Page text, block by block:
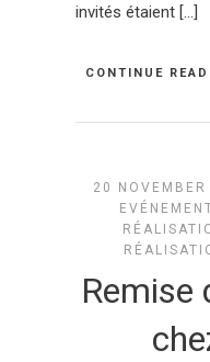
invités étaient […]
CONTINUE
20
Remise